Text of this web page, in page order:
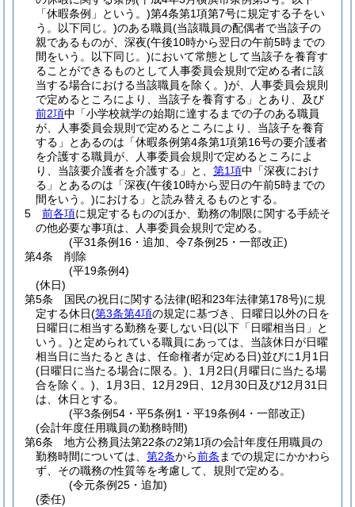
「休暇条例」という。)第4条第1項第7号に規定する子をい
う。以下同じ。)のある職員(当該職員の配偶者で当該子の
親であるものが、深夜(午後10時から翌日の午前5時までの
間をいう。以下同じ。)において常態として当該子を養育す
ることができるものとして人事委員会規則で定める者に該
当する場合における当該職員を除く。)が、人事委員会規則
で定めるところにより、当該子を養育する」とあり、及び
前2項中「小学校就学の始期に達するまでの子のある職員
が、人事委員会規則で定めるところにより、当該子を養育
する」とあるのは「休暇条例第4条第1項第16号の要介護者
を介護する職員が、人事委員会規則で定めるところによ
り、当該要介護者を介護する」と、 第1項中「深夜におけ
る」とあるのは「深夜(午後10時から翌日の午前5時までの
間をいう。)における」と読み替えるものとする。
5
前各項に規定するもののほか、勤務の制限に関する手続そ
の他必要な事項は、人事委員会規則で定める。
(平31条例16・追加、令7条例25・一部改正)
第4条
削除
(平19条例4)
(休日)
第5条
国民の祝日に関する法律(昭和23年法律第178号)に規
定する休日(第3条第4項の規定に基づき、日曜日以外の日を
日曜日に相当する勤務を要しない日(以下「日曜相当日」と
いう。)と定められている職員にあっては、当該休日が日曜
相当日に当たるときは、任命権者が定める日)並びに1月1日
(日曜日に当たる場合に限る。) 、1月2日(月曜日に当たる場
合を除く。) 、1月3日、12月29日、12月30日及び12月31日
は、休日とする。
(平3条例54・平5条例1・平19条例4・一部改正)
(会計年度任用職員の勤務時間)
第6条
地方公務員法第22条の2第1項の会計年度任用職員の
勤務時間については、 第2条から前条 までの規定にかかわら
ず、その職務の性質等を考慮して、規則で定める。
(令元条例25・追加)
(委任)